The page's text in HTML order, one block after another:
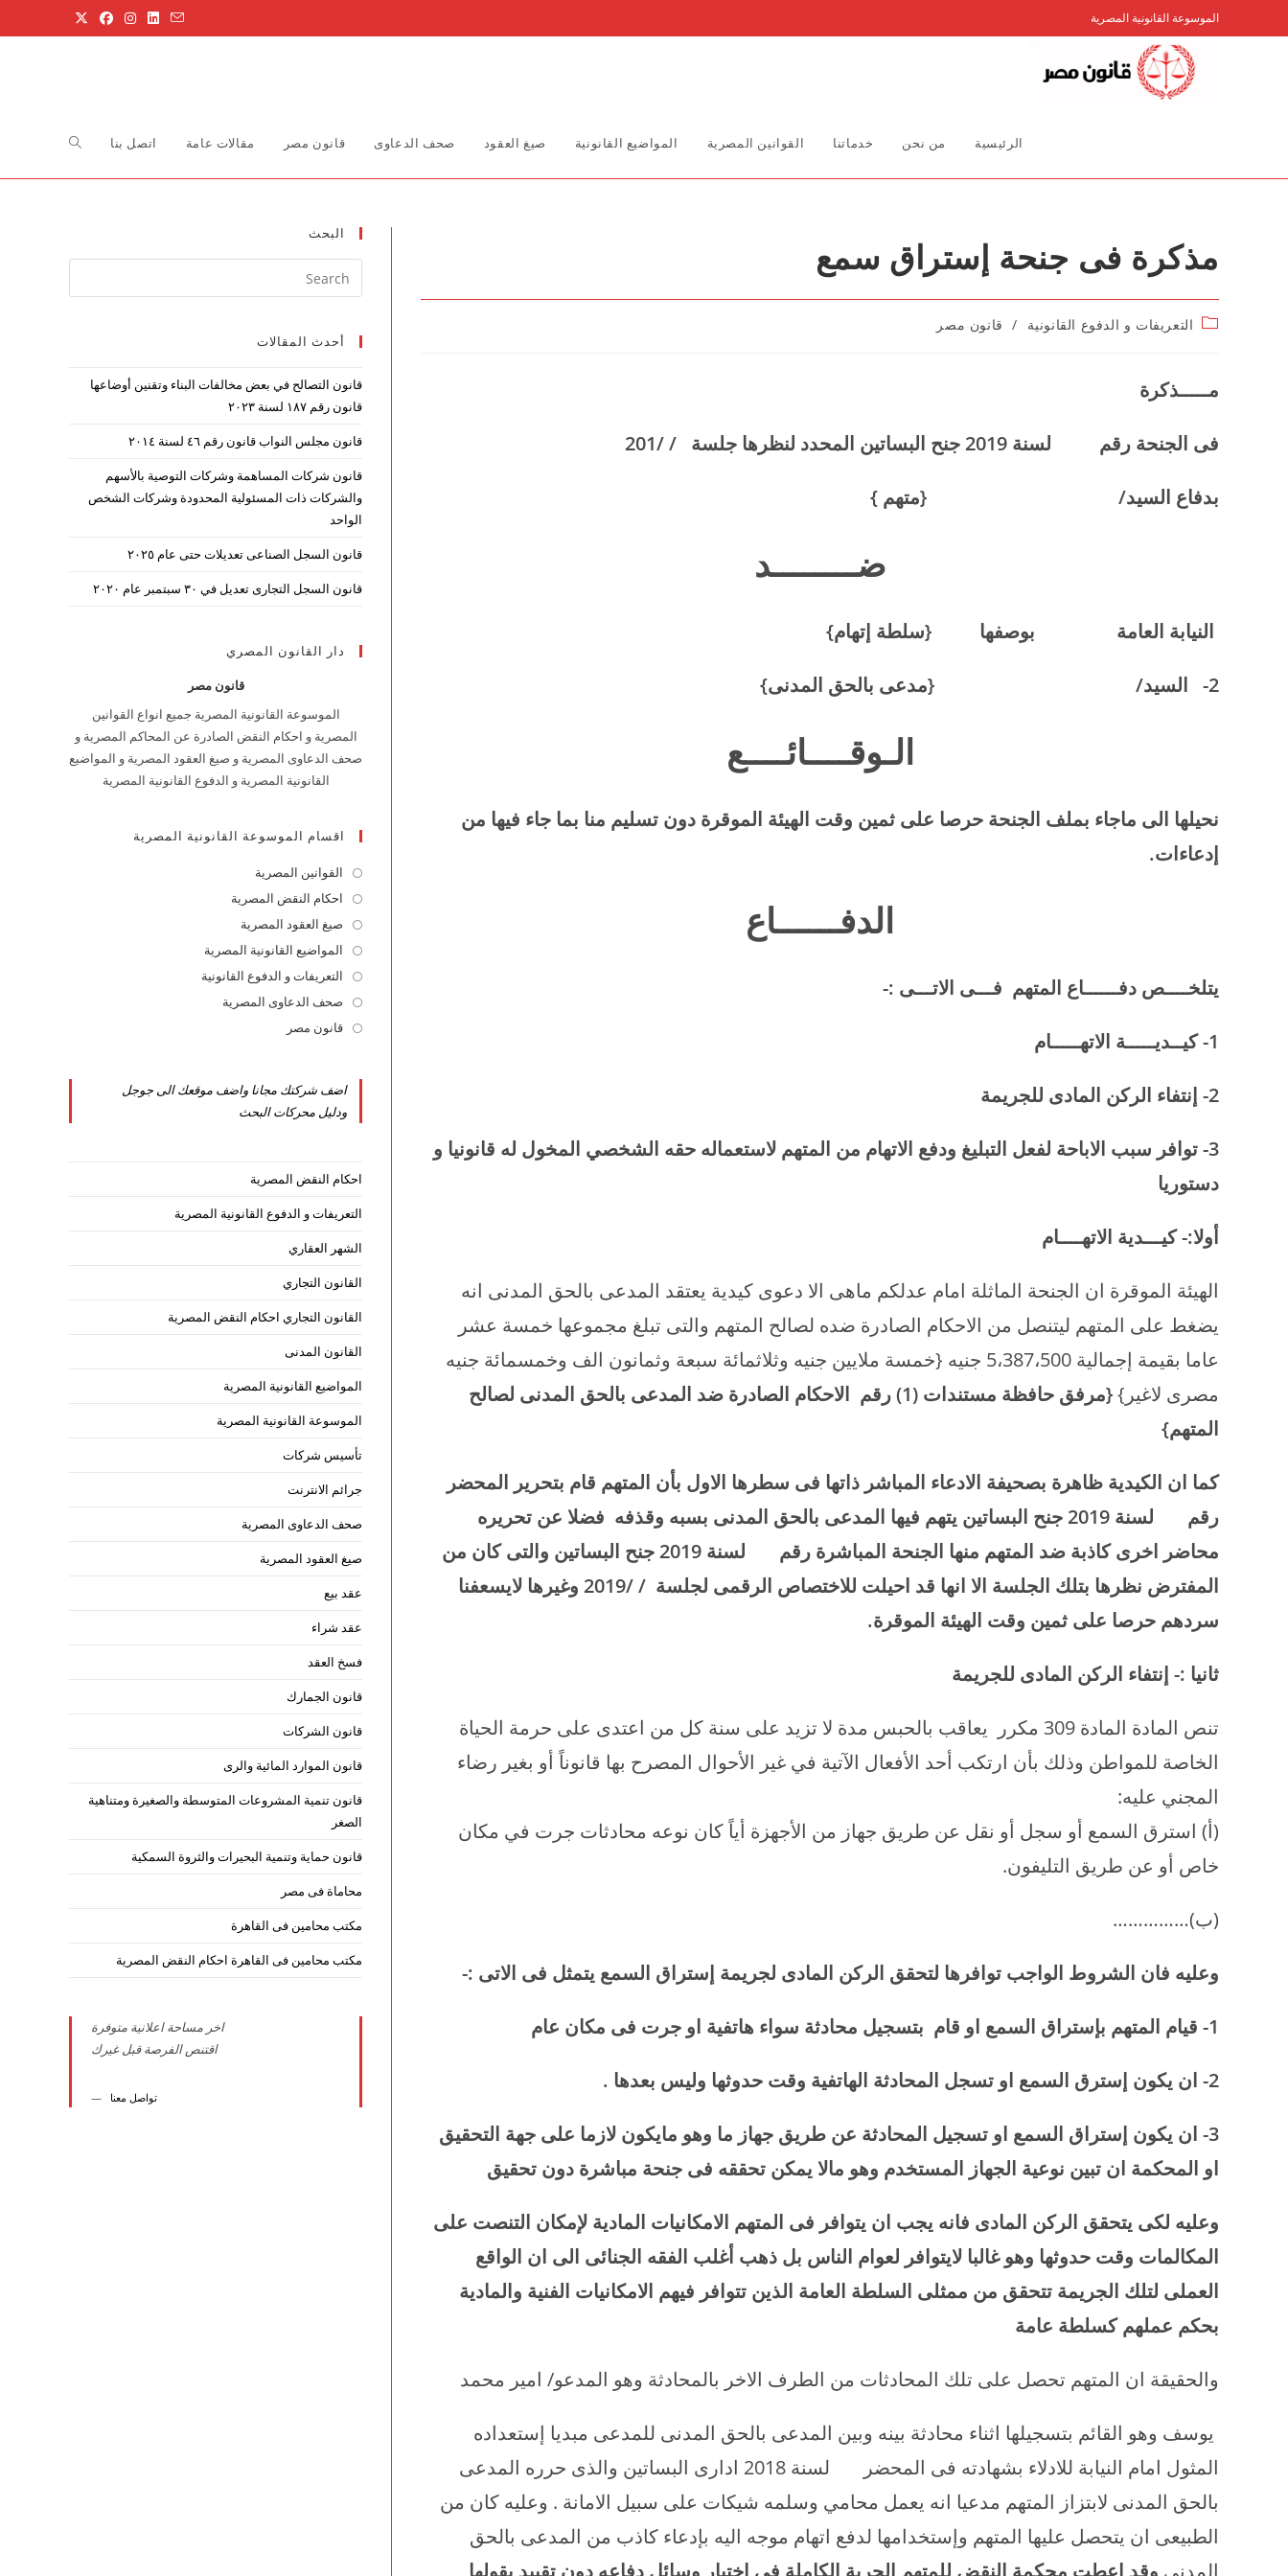
to
الموسوعة القانونية المصرية
الرئيسية من نحن خدماتنا القوانين المصرية المواضيع القانونية صيغ العقود صحف الدعاوى قانون مصر مقالات عامة اتصل بنا Toggle
مذكرة فى جنحة إستراق سمع
Post
التعريفات و الدفوع القانونية / قانون مصر
مـــــذكرة
فى الجنحة رقم لسنة 2019 جنح البساتين المحدد لنظرها جلسة / /201
بدفاع السيد/ {متهم }
ضــــــــد
النيابة العامة بوصفها {سلطة إتهام}
2- السيد/ {مدعى بالحق المدنى}
الـوقــــائــــع
نحيلها الى ماجاء بملف الجنحة حرصا على ثمين وقت الهيئة الموقرة دون تسليم منا بما جاء فيها من
إدعاءات.
الدفــــــاع
يتلخــــص دفــــــاع المتهم فـــى الاتـــى :-
1- كيــديـــــة الاتهـــــام
2- إنتفاء الركن المادى للجريمة
3- توافر سبب الاباحة لفعل التبليغ ودفع الاتهام من المتهم لاستعماله حقه الشخصي المخول له قانونيا و
دستوريا
أولا:- كيـــدية الاتهــــام
الهيئة الموقرة ان الجنحة الماثلة امام عدلكم ماهى الا دعوى كيدية يعتقد المدعى بالحق المدنى انه
يضغط على المتهم ليتنصل من الاحكام الصادرة ضده لصالح المتهم والتى تبلغ مجموعها خمسة عشر
عاما بقيمة إجمالية 5،387،500 جنيه {خمسة ملايين جنيه وثلاثمائة سبعة وثمانون الف وخمسمائة جنيه
مصرى لاغير}
{مرفق حافظة مستندات (1) رقم الاحكام الصادرة ضد المدعى بالحق المدنى لصالح
المتهم}
كما ان الكيدية ظاهرة بصحيفة الادعاء المباشر ذاتها فى سطرها الاول بأن المتهم قام بتحرير المحضر
رقم لسنة 2019 جنح البساتين يتهم فيها المدعى بالحق المدنى بسبه وقذفه
فضلا عن تحريره
محاضر اخرى كاذبة ضد المتهم منها الجنحة المباشرة رقم لسنة 2019 جنح البساتين والتى كان من
المفترض نظرها بتلك الجلسة الا انها قد احيلت للاختصاص الرقمى لجلسة / /2019 وغيرها لايسعفنا
سردهم حرصا على ثمين وقت الهيئة الموقرة.
ثانيا :- إنتفاء الركن المادى للجريمة
تنص المادة المادة 309 مكرر يعاقب بالحبس مدة لا تزيد على سنة كل من اعتدى على حرمة الحياة
الخاصة للمواطن وذلك بأن ارتكب أحد الأفعال الآتية في غير الأحوال المصرح بها قانوناً أو بغير رضاء
المجني عليه:
(أ) استرق السمع أو سجل أو نقل عن طريق جهاز من الأجهزة أياً كان نوعه محادثات جرت في مكان
خاص أو عن طريق التليفون.
(ب)……………
وعليه فان الشروط الواجب توافرها لتحقق الركن المادى لجريمة إستراق السمع يتمثل فى الاتى :-
1- قيام المتهم بإستراق السمع او قام بتسجيل محادثة سواء هاتفية او جرت فى مكان عام
2- ان يكون إسترق السمع او تسجل المحادثة الهاتفية وقت حدوثها وليس بعدها .
3- ان يكون إستراق السمع او تسجيل المحادثة عن طريق جهاز ما وهو مايكون لازما على جهة التحقيق
او المحكمة ان تبين نوعية الجهاز المستخدم وهو مالا يمكن تحققه فى جنحة مباشرة دون تحقيق
وعليه لكى يتحقق الركن المادى فانه يجب ان يتوافر فى المتهم الامكانيات المادية لإمكان التنصت على
المكالمات وقت حدوثها وهو غالبا لايتوافر لعوام الناس بل ذهب أغلب الفقه الجنائى الى ان الواقع
العملى لتلك الجريمة تتحقق من ممثلى السلطة العامة الذين تتوافر فيهم الامكانيات الفنية والمادية
بحكم عملهم كسلطة عامة
والحقيقة ان المتهم تحصل على تلك المحادثات من الطرف الاخر بالمحادثة وهو المدعو/ امير محمد
يوسف وهو القائم بتسجيلها اثناء محادثة بينه وبين المدعى بالحق المدنى للمدعى مبديا إستعداده
المثول امام النيابة للادلاء بشهادته فى المحضر لسنة 2018 ادارى البساتين والذى حرره المدعى
بالحق المدنى لابتزاز المتهم مدعيا انه يعمل محامي وسلمه شيكات على سبيل الامانة . وعليه كان من
الطبيعى ان يتحصل عليها المتهم وإستخدامها لدفع اتهام موجه اليه بإدعاء كاذب من المدعى بالحق
المدنى وقد اعطت محكمة النقض للمتهم الحرية الكاملة فى اختيار وسائل دفاعه دون تقييد بقولها
البحث
Escape
أحدث المقالات
قانون التصالح في بعض مخالفات البناء وتقنين أوضاعها
قانون رقم ۱۸۷ لسنة ۲۰۲۳
قانون مجلس النواب قانون رقم ٤٦ لسنة ٢٠١٤
قانون شركات المساهمة وشركات التوصية بالأسهم
والشركات ذات المسئولية المحدودة وشركات الشخص
الواحد
قانون السجل الصناعى تعديلات حتى عام ٢٠٢٥
قانون السجل التجارى تعديل في ٣٠ سبتمبر عام ٢٠٢٠
دار القانون المصري
قانون مصر
الموسوعة القانونية المصرية جميع انواع القوانين
المصرية و احكام النقض الصادرة عن المحاكم المصرية و
صحف الدعاوى المصرية و صيغ العقود المصرية و المواضيع
القانونية المصرية و الدفوع القانونية المصرية
اقسام الموسوعة القانونية المصرية
القوانين المصرية
in
a
new
tab
احكام النقض المصرية
a
new
صيغ العقود المصرية
in
a
new
المواضيع القانونية المصرية
inالتعريفات و الدفوع القانونية
صحف الدعاوى المصرية
tab
قانون مصر
new
tab
اضف شركتك مجانا واضف موقعك الى جوجل
ودليل محركات البحث
احكام النقض المصرية
التعريفات و الدفوع القانونية المصرية
الشهر العقاري
القانون التجاري
القانون التجاري احكام النقض المصرية
القانون المدنى
المواضيع القانونية المصرية
الموسوعة القانونية المصرية
تأسيس شركات
جرائم الانترنت
صحف الدعاوى المصرية
صيغ العقود المصرية
عقد بيع
عقد شراء
فسخ العقد
قانون الجمارك
قانون الشركات
قانون الموارد المائية والرى
قانون تنمية المشروعات المتوسطة والصغيرة ومتناهية
الصغر
قانون حماية وتنمية البحيرات والثروة السمكية
محاماة فى مصر
مكتب محامين فى القاهرة
مكتب محامين فى القاهرة احكام النقض المصرية
اخر مساحة اعلانية متوفرة
اقتنص الفرصة قبل غيرك
تواصل معنا